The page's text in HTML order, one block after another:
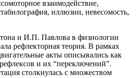
взаимодействие,
иллюзии, невесомость,
и И.П. Павлова в физиологии
рефлекторная теория. В рамках
акты описывались как
и их “переключений”.
столкнулась с множеством